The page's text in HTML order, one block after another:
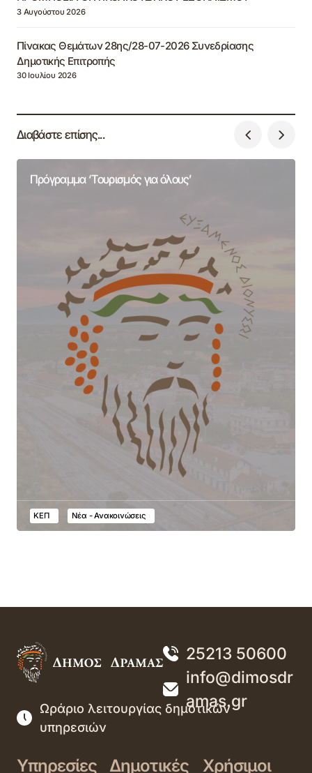
3 Αυγούστου 2026
Πίνακας Θεμάτων 28ης/28-07-2026 Συνεδρίασης
Δημοτικής Επιτροπής
30 Ιουλίου 2026
Διαβάστε επίσης...
Πρόγραμμα ‘Τουρισμός για όλους’
ΚΕΠ Νέα - Ανακοινώσεις
25213 50600
info@dimosdr
amas.gr
Ωράριο λειτουργίας δημοτικών
υπηρεσιών
Υπηρεσίες
Δημοτικές
Χρήσιμοι